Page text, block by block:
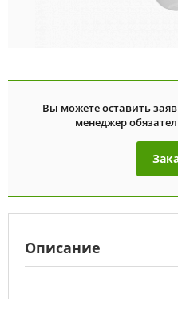
Вы можете оставить
менеджер
Описание